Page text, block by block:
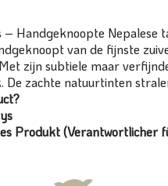
– Handgeknoopte Nepalese
van de fijnste
zijn subtiele maar
zachte natuurtinten
Produkt (Verantwortlicher